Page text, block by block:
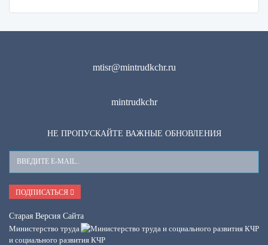
mtisr@mintrudkchr.ru
mintrudkchr
НЕ ПРОПУСКАЙТЕ ВАЖНЫЕ ОБНОВЛЕНИЯ
Ваш
E-
Mail
ПОДПИСАТЬСЯ
Старая Версия Сайта
Министерство труда
и социального развития КЧР